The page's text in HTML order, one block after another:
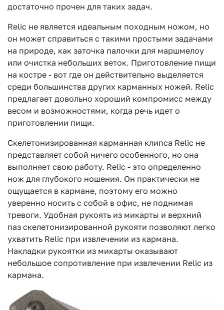
достаточно прочен для таких задач.
Relic не является идеальным походным ножом, но
он может справиться с такими простыми задачами
на природе, как заточка палочки для маршмелоу
или очистка небольших веток. Приготовление пищи
на костре - вот где он действительно выделяется
среди большинства других карманных ножей. Relic
предлагает довольно хороший компромисс между
весом и возможностями, когда речь идет о
приготовлении пищи.
Скелетонизированная карманная клипса Relic не
представляет собой ничего особенного, но она
выполняет свою работу. Relic - это определенно
нож для глубокого ношения. Он практически не
ощущается в кармане, поэтому его можно
уверенно носить с собой в офис, не поднимая
тревоги. Удобная рукоять из микарты и верхний
паз скелетонизированной рукояти позволяют легко
ухватить Relic при извлечении из кармана.
Накладки рукоятки из микарты оказывают
небольшое сопротивление при извлечении Relic из
кармана.